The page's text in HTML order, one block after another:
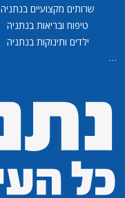
שרותים מקצועיים בנתניה
טיפוח ובריאות בנתניה
ילדים ותינוקות בנתניה
...